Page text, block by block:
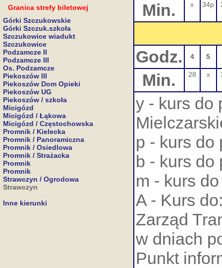
Granica strefy biletowej
Górki Szczukowskie
Górki Szczuk.szkoła
Szczukowice wiadukt
Szczukowice
Podzamcze II
Podzamcze III
Os. Podzamcze
Piekoszów III
Piekoszów Dom Opieki
Piekoszów UG
Piekoszów / szkoła
Micigózd
Micigózd / Łąkowa
Micigózd / Częstochowska
Promnik / Kielecka
Promnik / Panoramiczna
Promnik / Osiedlowa
Promnik / Strażacka
Promnik
Promnik
Strawczyn / Ogrodowa
Strawczyn
Inne kierunki
Min. x 34p
Godz. 4 5
Min. 28 x
y - kurs do
p - kurs do
b - kurs do
m - kurs
A - Kurs
Zarząd
w dniach
Punkt